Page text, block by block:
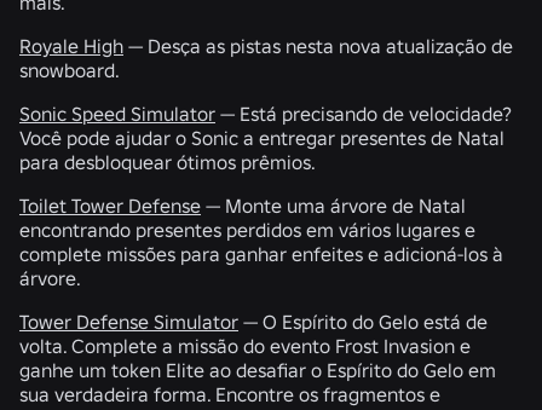
Royale High — Desça as pistas nesta nova atualização de
snowboard.
Sonic Speed Simulator — Está precisando de velocidade?
Você pode ajudar o Sonic a entregar presentes de Natal
para desbloquear ótimos prêmios.
Toilet Tower Defense — Monte uma árvore de Natal
encontrando presentes perdidos em vários lugares e
complete missões para ganhar enfeites e adicioná-los à
árvore.
Tower Defense Simulator — O Espírito do Gelo está de
volta. Complete a missão do evento Frost Invasion e
ganhe um token Elite ao desafiar o Espírito do Gelo em
sua verdadeira forma. Encontre os fragmentos e